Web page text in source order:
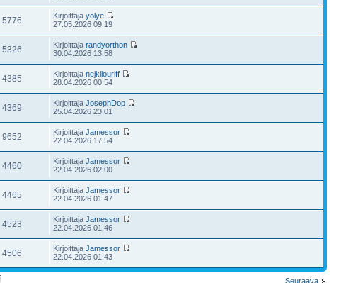
5776 Kirjoittajayolye
27.05.2026 09:19
5326 Kirjoittajarandyorthon
30.04.2026 13:58
4385 Kirjoittajanejkilouriff
28.04.2026 00:54
4369 KirjoittajaJosephDop
25.04.2026 23:01
9652 KirjoittajaJamessor
22.04.2026 17:54
4460 KirjoittajaJamessor
22.04.2026 02:00
4465 KirjoittajaJamessor
22.04.2026 01:47
4523 KirjoittajaJamessor
22.04.2026 01:46
4506 KirjoittajaJamessor
22.04.2026 01:43
Seuraava